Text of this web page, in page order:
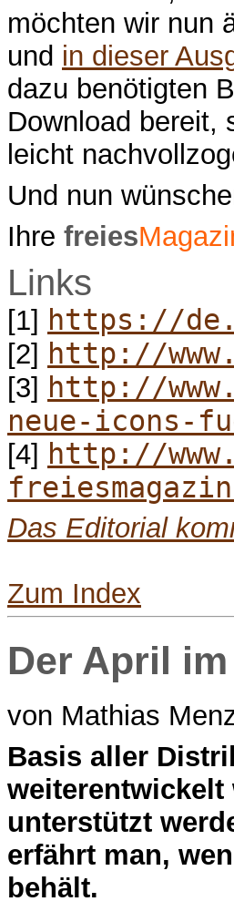
möchten wir nun
und in dieser
dazu benötigten
Download bereit,
leicht
Und nun
Ihre freies
Links
[1] https://
[2] http://
[3] http://
neue-icons-
[4] http://
Das Editorial
Zum Index
Der April
von Mathias
Basis aller
weiterentwickelt
unterstützt
erfährt man,
behält.